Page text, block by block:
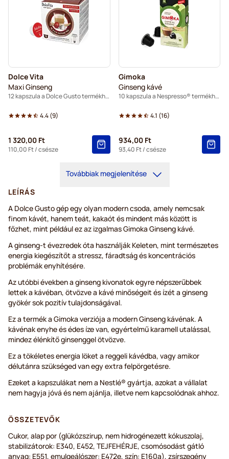
Dolce Vita
Maxi Ginseng
12 kapszula a Dolce Gusto termékhez
4.4(9)
1 320,00 Ft
110,00 Ft/ csésze
Gimoka
Ginseng kávé
10 kapszula a Nespresso® termékhez
4.1 (16)
934,00 Ft
93,40 Ft/ csésze
Továbbiak megjelenítése
LEÍRÁS
A Dolce Gusto gép egy olyan modern csoda, amely nemcsak
finom kávét, hanem teát, kakaót és mindent más között is
főzhet, mint például ez az izgalmas Gimoka Ginseng kávé.
A ginseng-t évezredek óta használják Keleten, mint természetes
energia kiegészítőt a stressz, fáradtság és koncentrációs
problémák enyhítésére.
Az utóbbi években a ginseng kivonatok egyre népszerűbbek
lettek a kávéban, ötvözve a kávé minőségeit és ízét a ginseng
gyökér sok pozitív tulajdonságával.
Ez a termék a Gimoka verziója a modern Ginseng kávénak. A
kávénak enyhe és édes íze van, egyértelmű karamell utalással,
mindez élénkítő ginsenggel ötvözve.
Ez a tökéletes energia löket a reggeli kávédba, vagy amikor
délutánra szükséged van egy extra felpörgetésre.
Ezeket a kapszulákat nem a Nestlé® gyártja, azokat a vállalat
nem hagyja jóvá és nem ajánlja, illetve nem kapcsolódnak ahhoz.
ÖSSZETEVŐK
Cukor, alap por (glükózszirup, nem hidrogénezett kókuszolaj,
stabilizátorok: E340, E452, TEJFEHÉRJE, csomósodást gátló
anyag: E551, emulgeálószer: E472e, szín: E160a), zsírszegény